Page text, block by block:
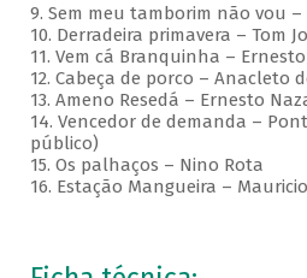
9. Sem meu tamborim não vou –
10. Derradeira primavera – Tom
11. Vem cá Branquinha –
12. Cabeça de porco – Anacleto
13. Ameno Resedá – Ernesto
14. Vencedor de demanda –
público)
15. Os palhaços – Nino Rota
16. Estação Mangueira –